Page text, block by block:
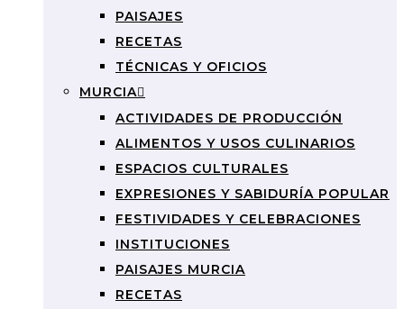
PAISAJES
RECETAS
TÉCNICAS Y OFICIOS
MURCIA
ACTIVIDADES DE PRODUCCIÓN
ALIMENTOS Y USOS CULINARIOS
ESPACIOS CULTURALES
EXPRESIONES Y SABIDURÍA POPULAR
FESTIVIDADES Y CELEBRACIONES
INSTITUCIONES
PAISAJES MURCIA
RECETAS